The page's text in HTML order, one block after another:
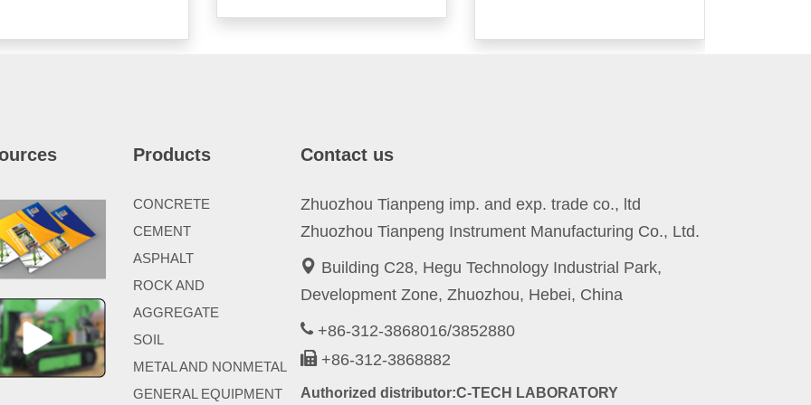
Products
CONCRETE
CEMENT
ASPHALT
ROCK AND
AGGREGATE
SOIL
METAL AND NONMETAL
GENERAL EQUIPMENT
Contact us
Zhuozhou Tianpeng imp. and exp. trade co., ltd
Zhuozhou Tianpeng Instrument Manufacturing Co., Ltd.
Building C28, Hegu Technology Industrial Park,
Development Zone, Zhuozhou, Hebei, China
+86-312-3868016/3852880
+86-312-3868882
Authorized distributor:C-TECH LABORATORY